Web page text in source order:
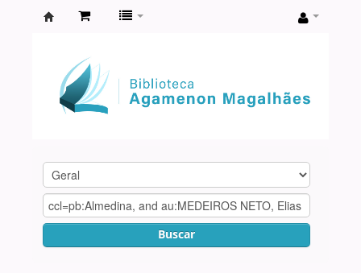
Agamenon
Magalhães
Buscar